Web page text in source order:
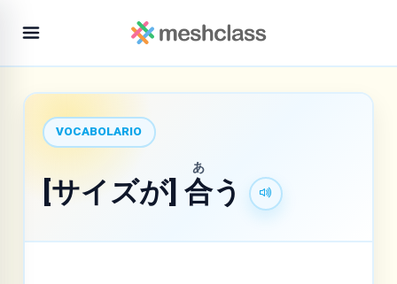
VOCABOLARIO
[サイズが] 合
あ
う